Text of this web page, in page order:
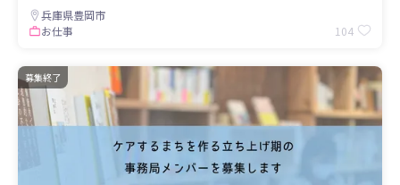
兵庫県豊岡市
お仕事
104
募集終了